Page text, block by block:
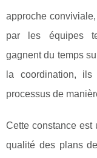
approche
par les équipes
gagnent du temps
la coordination,
processus de
Cette constance est
qualité des plans